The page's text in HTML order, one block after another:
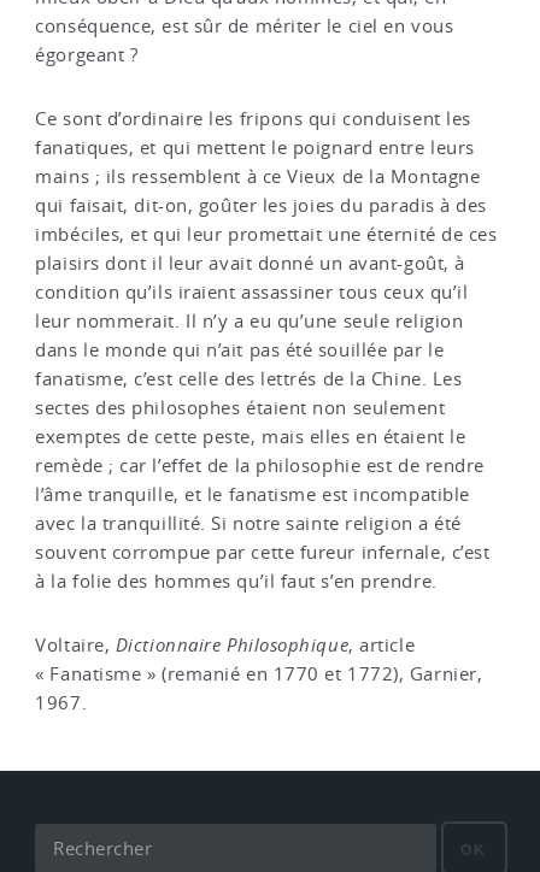
conséquence, est sûr de mériter le ciel en vous
égorgeant ?
Ce sont d’ordinaire les fripons qui conduisent les
fanatiques, et qui mettent le poignard entre leurs
mains ; ils ressemblent à ce Vieux de la Montagne
qui faisait, dit-on, goûter les joies du paradis à des
imbéciles, et qui leur promettait une éternité de ces
plaisirs dont il leur avait donné un avant-goût, à
condition qu’ils iraient assassiner tous ceux qu’il
leur nommerait. Il n’y a eu qu’une seule religion
dans le monde qui n’ait pas été souillée par le
fanatisme, c’est celle des lettrés de la Chine. Les
sectes des philosophes étaient non seulement
exemptes de cette peste, mais elles en étaient le
remède ; car l’effet de la philosophie est de rendre
l’âme tranquille, et le fanatisme est incompatible
avec la tranquillité. Si notre sainte religion a été
souvent corrompue par cette fureur infernale, c’est
à la folie des hommes qu’il faut s’en prendre.
Voltaire, Dictionnaire Philosophique, article
« Fanatisme » (remanié en 1770 et 1772), Garnier,
1967.
OK